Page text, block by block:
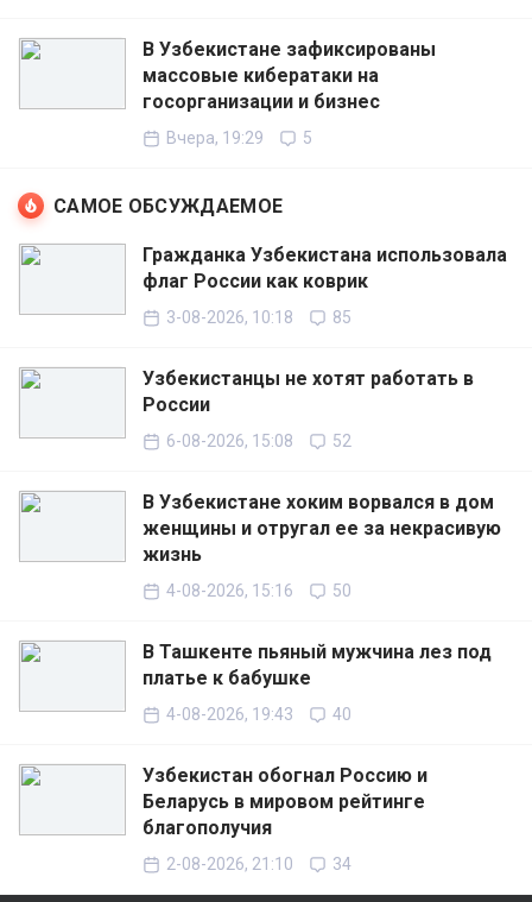
В Узбекистане зафиксированы
массовые кибератаки на
госорганизации и бизнес
Вчера, 19:29 5
САМОЕ ОБСУЖДАЕМОЕ
Гражданка Узбекистана использовала
флаг России как коврик
3-08-2026, 10:18 85
Узбекистанцы не хотят работать в
России
6-08-2026, 15:08 52
В Узбекистане хоким ворвался в дом
женщины и отругал ее за некрасивую
жизнь
4-08-2026, 15:16 50
В Ташкенте пьяный мужчина лез под
платье к бабушке
4-08-2026, 19:43 40
Узбекистан обогнал Россию и
Беларусь в мировом рейтинге
благополучия
2-08-2026, 21:10 34